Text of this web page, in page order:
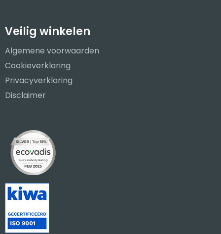
Veilig winkelen
Algemene voorwaarden
Cookieverklaring
Privacyverklaring
Disclaimer